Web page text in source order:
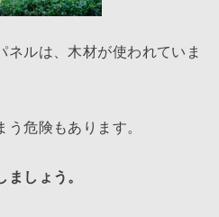
ネルは、木材が使われていま
危険もあります。
しょう。